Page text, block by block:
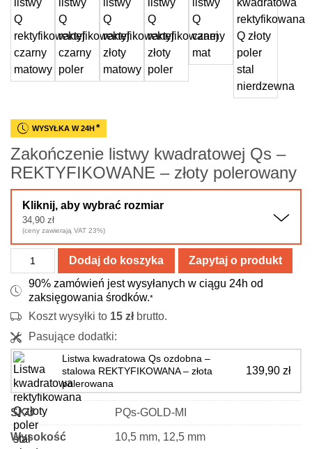
WYSYŁKA W 24H*
Zakończenie listwy kwadratowej Qs –
REKTYFIKOWANE – złoty polerowany
Kliknij, aby wybrać rozmiar
34,90 zł
(ceny zawierają VAT 23%)
ilość
Zakończenie
listwy
kwadratowej
Qs
–
REKTYFIKOWANE
–
złoty
polerowany
Dodaj do koszyka
Zapytaj o produkt
90% zamówień jest wysyłanych w ciągu 24h od
zaksięgowania środków.*
Koszt wysyłki to 15 złbrutto.
Pasujące dodatki:
Listwa kwadratowa Qs ozdobna –
stalowa REKTYFIKOWANA – złota
polerowana
139,90 zł
SKU PQs-GOLD-MI
Wysokość 10,5 mm, 12,5 mm